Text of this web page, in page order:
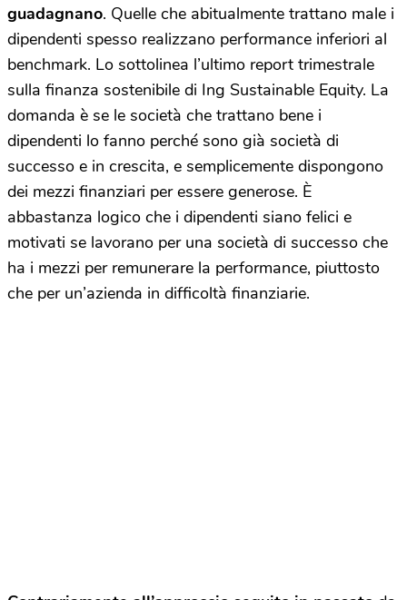
guadagnano. Quelle che abitualmente trattano male i
dipendenti spesso realizzano performance inferiori al
benchmark. Lo sottolinea l’ultimo report trimestrale
sulla finanza sostenibile di Ing Sustainable Equity. La
domanda è se le società che trattano bene i
dipendenti lo fanno perché sono già società di
successo e in crescita, e semplicemente dispongono
dei mezzi finanziari per essere generose. È
abbastanza logico che i dipendenti siano felici e
motivati se lavorano per una società di successo che
ha i mezzi per remunerare la performance, piuttosto
che per un’azienda in difficoltà finanziarie.